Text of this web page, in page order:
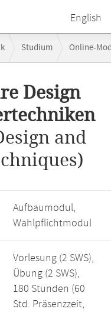
English
Studium Online-
Design
and
Aufbaumodul,
Wahlpflichtmodul
Vorlesung (2 SWS),
Übung (2 SWS),
180 Stunden (60
Std. Präsenzzeit,